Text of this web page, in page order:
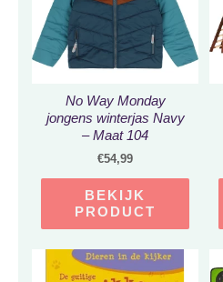
No Way Monday
jongens winterjas Navy
– Maat 104
€54,99
BEKIJK
PRODUCT